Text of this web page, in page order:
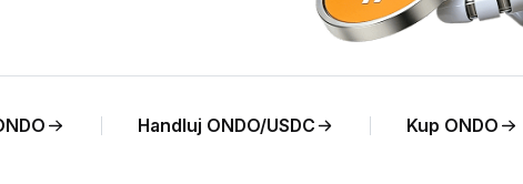
Handluj ONDO/USDC Kup ONDO